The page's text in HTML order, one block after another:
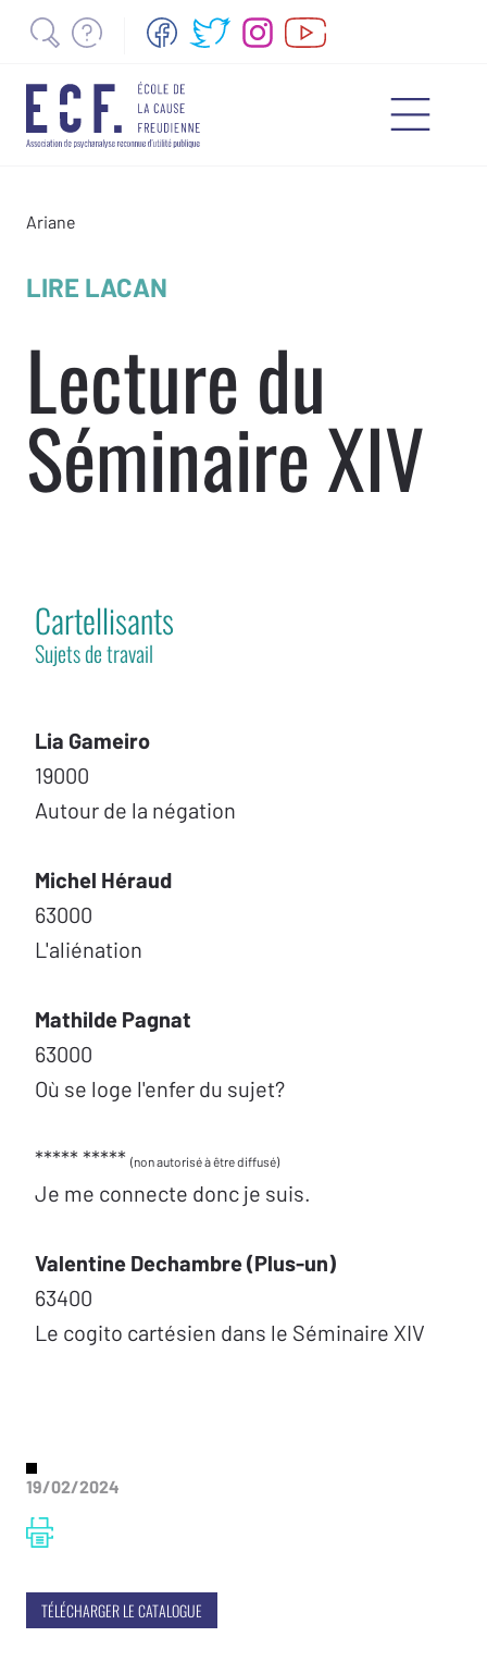
Ariane
LIRE LACAN
Lecture du
Séminaire XIV
19/02/2024
TÉLÉCHARGER LE CATALOGUE
Cartellisants
Sujets de travail
Lia Gameiro
19000
Autour de la négation
Michel Héraud
63000
L'aliénation
Mathilde Pagnat
63000
Où se loge l'enfer du sujet?
***** ***** (non autorisé à être diffusé)
Je me connecte donc je suis.
Valentine Dechambre (Plus-un)
63400
Le cogito cartésien dans le Séminaire XIV